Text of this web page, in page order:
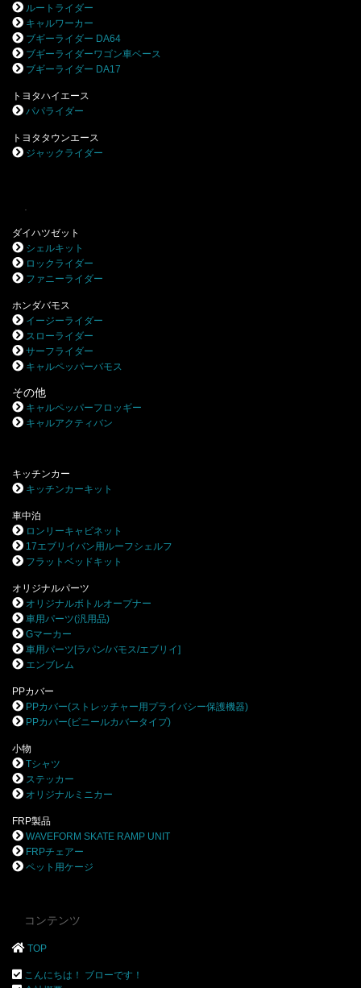
ルートライダー
キャルワーカー
ブギーライダー DA64
ブギーライダーワゴン車ベース
ブギーライダー DA17
トヨタハイエース
パパライダー
トヨタタウンエース
ジャックライダー
.
ダイハツゼット
シェルキット
ロックライダー
ファニーライダー
ホンダバモス
イージーライダー
スローライダー
サーフライダー
キャルペッパーバモス
その他
キャルペッパーフロッギー
キャルアクティバン
キッチンカー
キッチンカーキット
車中泊
ロンリーキャビネット
17エブリイバン用ルーフシェルフ
フラットベッドキット
オリジナルパーツ
オリジナルボトルオープナー
車用パーツ(汎用品)
Gマーカー
車用パーツ[ラパン/バモス/エブリイ]
エンブレム
PPカバー
PPカバー(ストレッチャー用プライバシー保護機器)
PPカバー(ビニールカバータイプ)
小物
Tシャツ
ステッカー
オリジナルミニカー
FRP製品
WAVEFORM SKATE RAMP UNIT
FRPチェアー
ペット用ケージ
コンテンツ
TOP
こんにちは！ ブローです！